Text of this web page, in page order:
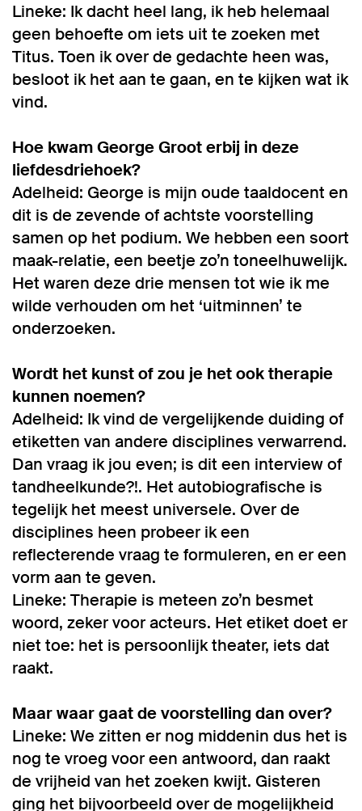
Lineke: Ik dacht heel lang, ik heb helemaal
geen behoefte om iets uit te zoeken met
Titus. Toen ik over de gedachte heen was,
besloot ik het aan te gaan, en te kijken wat ik
vind.
Hoe kwam George Groot erbij in deze
liefdesdriehoek?
Adelheid: George is mijn oude taaldocent en
dit is de zevende of achtste voorstelling
samen op het podium. We hebben een soort
maak-relatie, een beetje zo’n toneelhuwelijk.
Het waren deze drie mensen tot wie ik me
wilde verhouden om het ‘uitminnen’ te
onderzoeken.
Wordt het kunst of zou je het ook therapie
kunnen noemen?
Adelheid: Ik vind de vergelijkende duiding of
etiketten van andere disciplines verwarrend.
Dan vraag ik jou even; is dit een interview of
tandheelkunde?!. Het autobiografische is
tegelijk het meest universele. Over de
disciplines heen probeer ik een
reflecterende vraag te formuleren, en er een
vorm aan te geven.
Lineke: Therapie is meteen zo’n besmet
woord, zeker voor acteurs. Het etiket doet er
niet toe: het is persoonlijk theater, iets dat
raakt.
Maar waar gaat de voorstelling dan over?
Lineke: We zitten er nog middenin dus het is
nog te vroeg voor een antwoord, dan raakt
de vrijheid van het zoeken kwijt. Gisteren
ging het bijvoorbeeld over de mogelijkheid